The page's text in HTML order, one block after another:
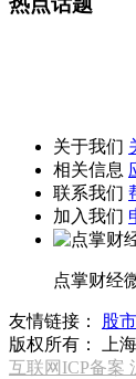
关于我们
相关信息
联系我们
加入我们
点掌财经
友情链接： 股
版权所有：
上
互联网ICP备案